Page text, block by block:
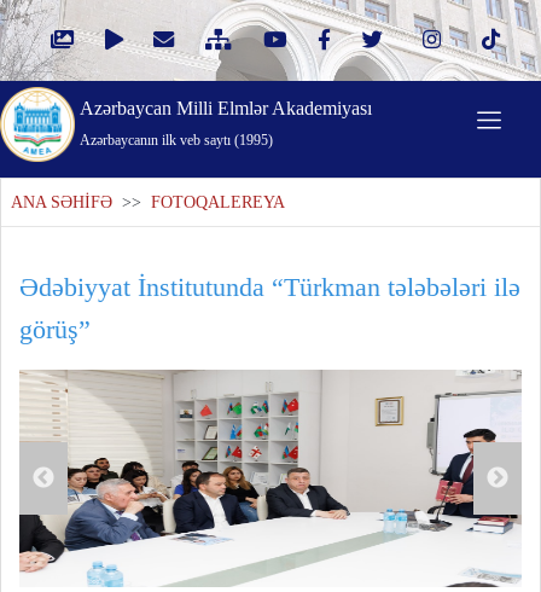
Azərbaycan Milli Elmlər Akademiyası
Azərbaycanın ilk veb saytı (1995)
ANA SƏHİFƏ >> FOTOQALEREYA
Ədəbiyyat İnstitutunda “Türkman tələbələri ilə
görüş”